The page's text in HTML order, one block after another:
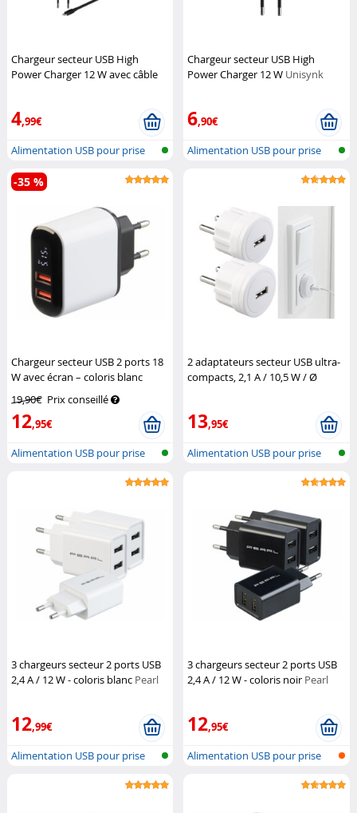
Chargeur secteur USB High
Power Charger 12 W avec câble
4,99€
Alimentation USB pour prise
secteur
Chargeur secteur USB High
Power Charger 12 W Unisynk
6,90€
Alimentation USB pour prise
Chargeur secteur USB 2 ports 18
W avec écran – coloris blanc
19,90€ Prix conseillé
12,95€
-35 %
Alimentation USB pour prise
2 adaptateurs secteur USB ultra-
compacts, 2,1 A / 10,5 W / Ø
13,95€
Alimentation USB pour prise
3 chargeurs secteur 2 ports USB
2,4 A / 12 W - coloris blanc Pearl
12,99€
Alimentation USB pour prise
3 chargeurs secteur 2 ports USB
2,4 A / 12 W - coloris noir Pearl
12,95€
Alimentation USB pour prise